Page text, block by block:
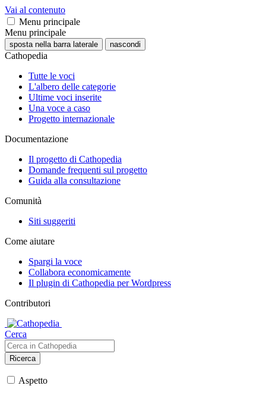
Vai al contenuto
Menu principale
Menu principale
sposta nella barra laterale nascondi
Cathopedia
Tutte le voci
L'albero delle categorie
Ultime voci inserite
Una voce a caso
Progetto internazionale
Documentazione
Il progetto di Cathopedia
Domande frequenti sul progetto
Guida alla consultazione
Comunità
Siti suggeriti
Come aiutare
Spargi la voce
Collabora economicamente
Il plugin di Cathopedia per Wordpress
Contributori
Cerca
Ricerca
Aspetto